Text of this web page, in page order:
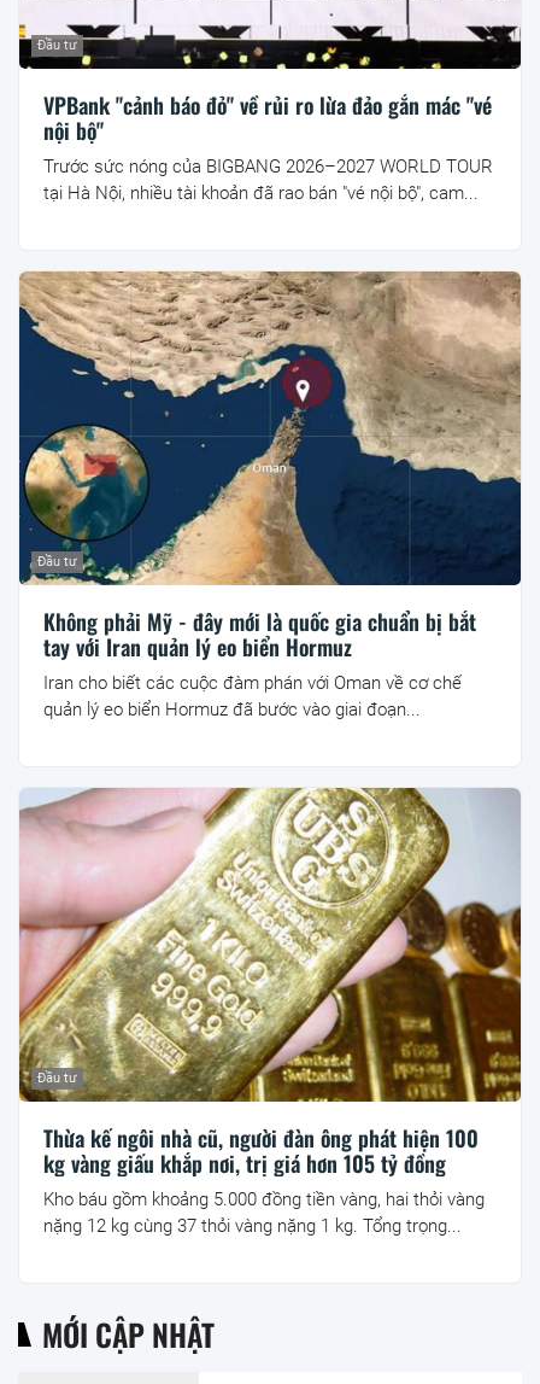
VPBank "cảnh báo đỏ" về rủi ro lừa đảo gắn mác "vé
nội bộ"
Đầu tư
Trước sức nóng của BIGBANG 2026–2027 WORLD TOUR
tại Hà Nội, nhiều tài khoản đã rao bán "vé nội bộ", cam...
Không phải Mỹ - đây mới là quốc gia chuẩn bị bắt
tay với Iran quản lý eo biển Hormuz
Đầu tư
Iran cho biết các cuộc đàm phán với Oman về cơ chế
quản lý eo biển Hormuz đã bước vào giai đoạn...
Thừa kế ngôi nhà cũ, người đàn ông phát hiện 100
kg vàng giấu khắp nơi, trị giá hơn 105 tỷ đồng
Đầu tư
Kho báu gồm khoảng 5.000 đồng tiền vàng, hai thỏi vàng
nặng 12 kg cùng 37 thỏi vàng nặng 1 kg. Tổng trọng...
MỚI CẬP NHẬT